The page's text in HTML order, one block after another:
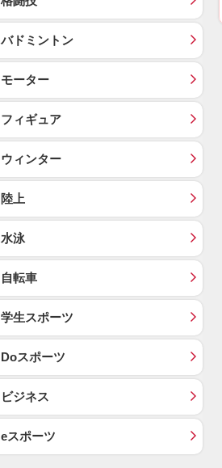
バドミントン
モーター
フィギュア
ウィンター
陸上
水泳
自転車
学生スポーツ
Doスポーツ
ビジネス
eスポーツ